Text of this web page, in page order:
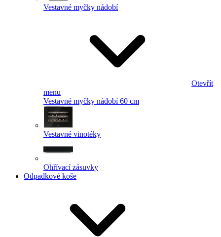
Vestavné myčky nádobí
Otevřít
menu
Vestavné myčky nádobí 60 cm
Vestavné vinotéky
Ohřívací zásuvky
Odpadkové koše